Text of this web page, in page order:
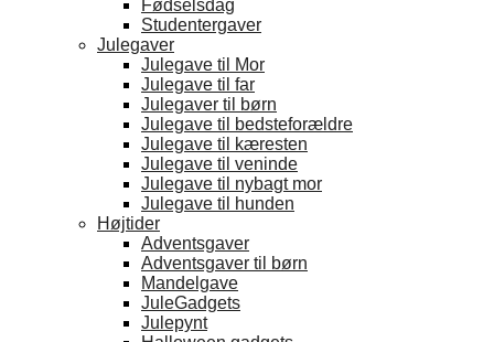
Fødselsdag
Studentergaver
Julegaver
Julegave til Mor
Julegave til far
Julegaver til børn
Julegave til bedsteforældre
Julegave til kæresten
Julegave til veninde
Julegave til nybagt mor
Julegave til hunden
Højtider
Adventsgaver
Adventsgaver til børn
Mandelgave
JuleGadgets
Julepynt